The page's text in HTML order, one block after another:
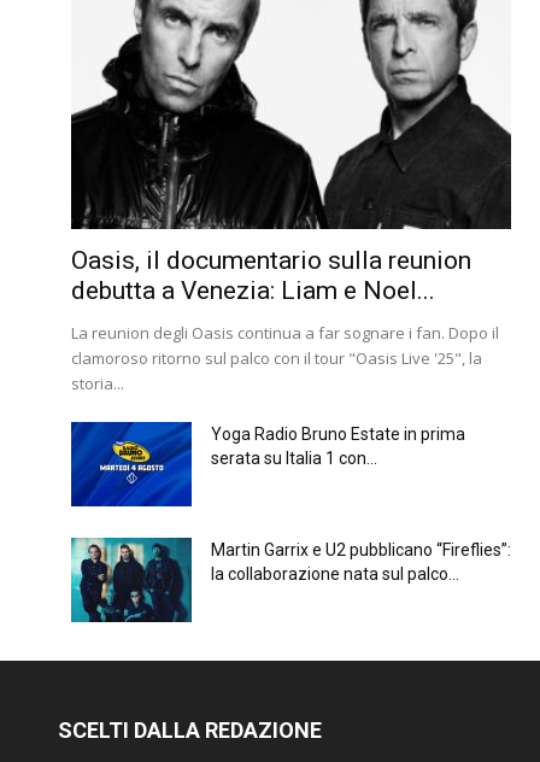
Oasis, il documentario sulla reunion
debutta a Venezia: Liam e Noel...
La reunion degli Oasis continua a far sognare i fan. Dopo il
clamoroso ritorno sul palco con il tour "Oasis Live '25", la
storia...
Yoga Radio Bruno Estate in prima
serata su Italia 1 con...
Martin Garrix e U2 pubblicano “Fireflies”:
la collaborazione nata sul palco...
SCELTI DALLA REDAZIONE